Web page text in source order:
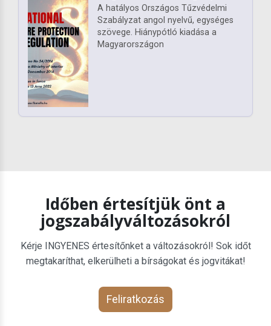
A hatályos Országos Tűzvédelmi
Szabályzat angol nyelvű, egységes
szövege. Hiánypótló kiadása a
Magyarországon
Időben értesítjük önt a
jogszabályváltozásokról
Kérje INGYENES értesítőnket a változásokról! Sok időt
megtakaríthat, elkerülheti a bírságokat és jogvitákat!
Feliratkozás